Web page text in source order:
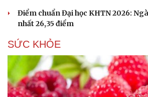
Du lịch
Tư vấn
Podcast
Câu
Điểm chuẩn Đại học KHTN 2026:
nhất 26,35 điểm
SỨC KHỎE